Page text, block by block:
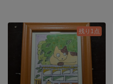
残り1点